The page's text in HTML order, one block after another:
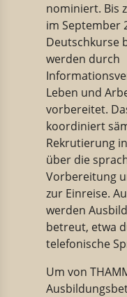
nominiert. Bis
im September
Deutschkurse
werden durch
Leben und
vorbereitet.
koordiniert
Rekrutierung
über die
Vorbereitung
zur Einreise.
werden
betreut, etwa
telefonische
Um von